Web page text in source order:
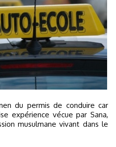
expérience vécue par Sana,
musulmane vivant dans le